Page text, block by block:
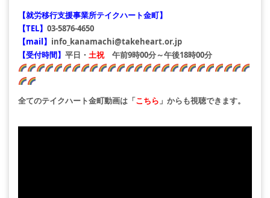
【就労移行支援事業所テイクハート金町】
【TEL】 03-5876-4650
【mail】 info_kanamachi@takeheart.or.jp
【受付時間】 平日・ 土祝午前9時00分～午後18時00分
全てのテイクハート金町動画は「こちら 」からも視聴できます。